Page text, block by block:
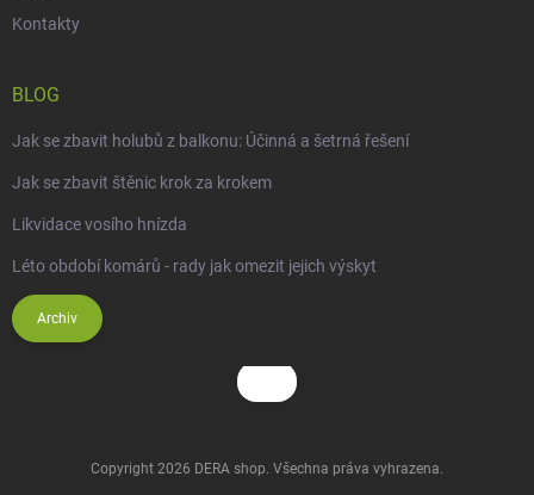
Kontakty
BLOG
Jak se zbavit holubů z balkonu: Účinná a šetrná řešení
Jak se zbavit štěnic krok za krokem
Likvidace vosího hnízda
Léto období komárů - rady jak omezit jejich výskyt
Archiv
Copyright 2026 DERA shop . Všechna práva vyhrazena.